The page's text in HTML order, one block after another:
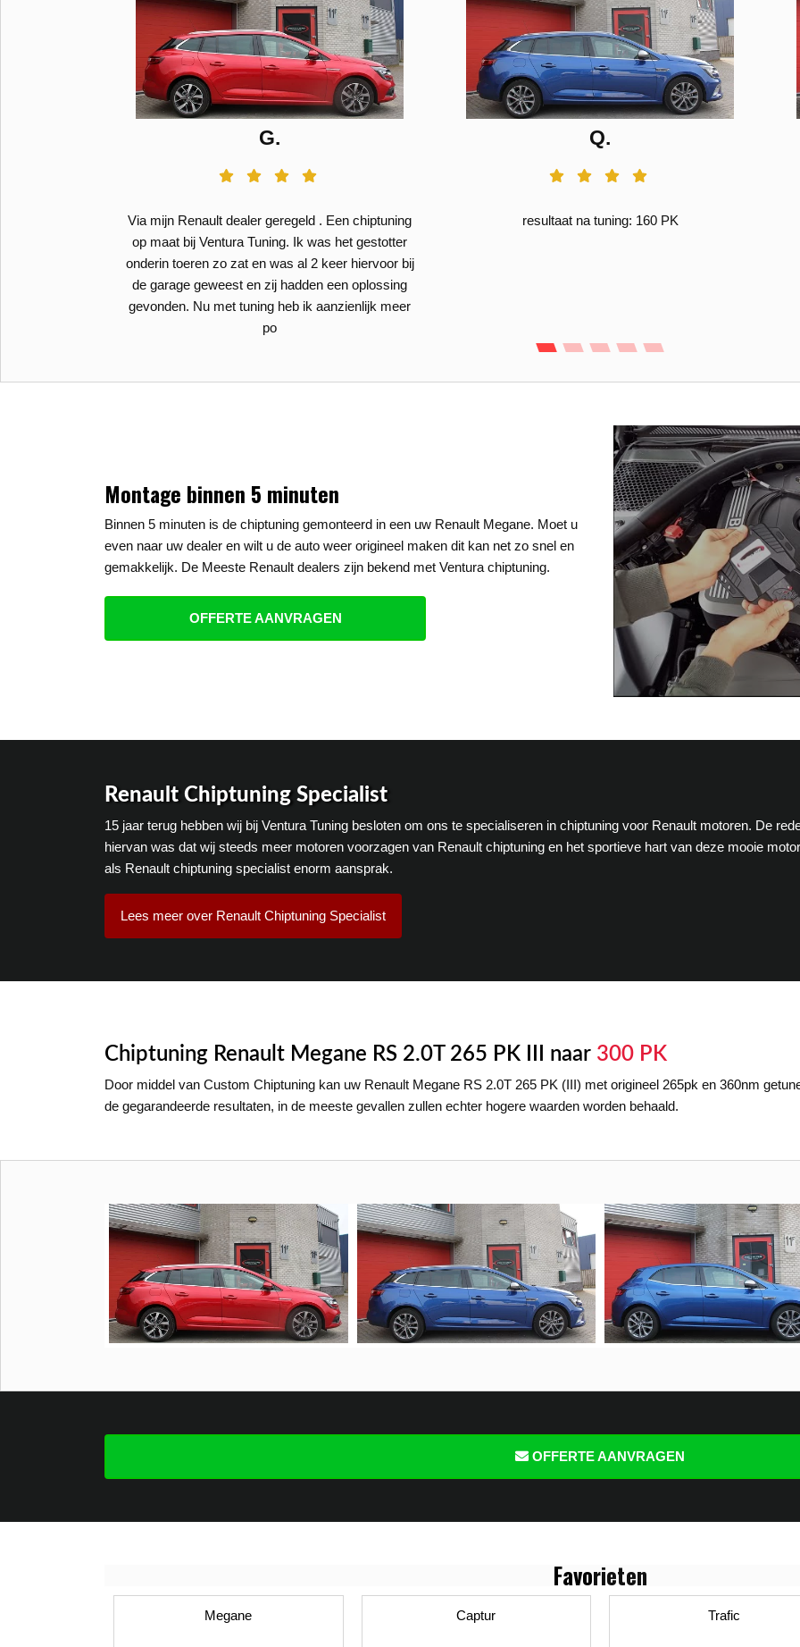
G.
Via mijn Renault dealer geregeld . Een chiptuning
op maat bij Ventura Tuning. Ik was het gestotter
onderin toeren zo zat en was al 2 keer hiervoor bij
de garage geweest en zij hadden een oplossing
gevonden. Nu met tuning heb ik aanzienlijk meer
po
Q.
resultaat na tuning: 160 PK
Montage binnen 5 minuten
Binnen 5 minuten is de chiptuning gemonteerd in een uw Renault Megane. Moet u
even naar uw dealer en wilt u de auto weer origineel maken dit kan net zo snel en
gemakkelijk. De Meeste Renault dealers zijn bekend met Ventura chiptuning.
OFFERTE AANVRAGEN
Renault Chiptuning Specialist
15 jaar terug hebben wij bij Ventura Tuning besloten om ons te specialiseren in chiptuning voor Renault motoren. De
hiervan was dat wij steeds meer motoren voorzagen van Renault chiptuning en het sportieve hart van deze mooie
als Renault chiptuning specialist enorm aansprak.
Lees meer over Renault Chiptuning Specialist
Chiptuning Renault Megane RS 2.0T 265 PK III naar 300 PK
Door middel van Custom Chiptuning kan uw Renault Megane RS 2.0T 265 PK (III) met origineel 265pk en 360nm
de gegarandeerde resultaten, in de meeste gevallen zullen echter hogere waarden worden behaald.
OFFERTE AANVRAGEN
Favorieten
Megane Captur Trafic